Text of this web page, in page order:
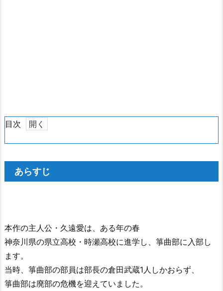
目次
ら
す
6
7
【耳
も
と
あらすじ
本作の主人公・久遠愛は、ある年の春
神奈川県の県立高校・時瀬高校に進学し、箏曲部に入部し
ます。
当時、箏曲部の部員は部長の倉田武蔵1人しかおらず、
箏曲部は廃部の危機を迎えていました。